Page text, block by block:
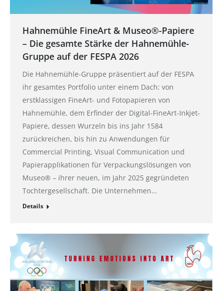
Hahnemühle FineArt & Museo®-Papiere
– Die gesamte Stärke der Hahnemühle-
Gruppe auf der FESPA 2026
Die Hahnemühle-Gruppe präsentiert auf der FESPA
ihr gesamtes Portfolio unter einem Dach: von
erstklassigen FineArt- und Fotopapieren von
Hahnemühle, dem Erfinder der Digital-FineArt-Inkjet-
Papiere, dessen Wurzeln bis ins Jahr 1584
zurückreichen, bis hin zu Anwendungen für
Commercial Printing, Visual Communication und
Papierapplikationen für Verpackungslösungen von
Museo® – ihrer neuen, im Jahr 2025 gegründeten
Tochtergesellschaft. Die Unternehmen…
Details